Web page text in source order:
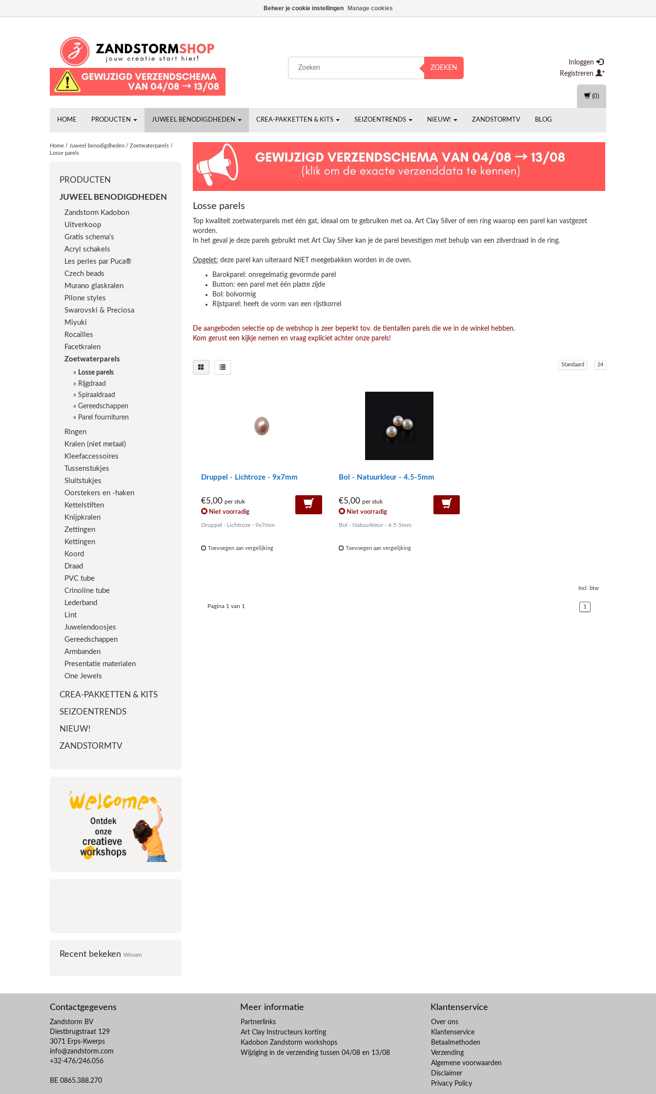
ZOEKEN
Inloggen
Registreren
HOME PRODUCTEN JUWEEL BENODIGDHEDEN CREA-PAKKETTEN & KITS SEIZOENTRENDS NIEUW! ZANDSTORMTV BLOG
(0)
Home / Juweel benodigdheden / Zoetwaterparels /
Losse parels
PRODUCTEN
JUWEEL BENODIGDHEDEN
Zandstorm Kadobon
Uitverkoop
Gratis schema's
Acryl schakels
Les perles par Puca®
Czech beads
Murano glaskralen
Pilone styles
Swarovski & Preciosa
Miyuki
Rocailles
Facetkralen
Zoetwaterparels
» Losse parels
» Rijgdraad
» Spiraaldraad
» Gereedschappen
» Parel fournituren
Ringen
Kralen (niet metaal)
Kleefaccessoires
Tussenstukjes
Sluitstukjes
Oorstekers en -haken
Kettelstiften
Knijpkralen
Zettingen
Kettingen
Koord
Draad
PVC tube
Crinoline tube
Lederband
Lint
Juwelendoosjes
Gereedschappen
Armbanden
Presentatie materialen
One Jewels
CREA-PAKKETTEN & KITS
SEIZOENTRENDS
NIEUW!
ZANDSTORMTV
Recent bekeken Wissen
Losse parels
Top kwaliteit zoetwaterparels met één gat, ideaal om te gebruiken met oa. Art Clay Silver of een ring waarop een parel kan vastgezet
worden.
In het geval je deze parels gebruikt met Art Clay Silver kan je de parel bevestigen met behulp van een zilverdraad in de ring.
Opgelet: deze parel kan uiteraard NIET meegebakken worden in de oven.
Barokparel: onregelmatig gevormde parel
Button: een parel met één platte zijde
Bol: bolvormig
Rijstparel: heeft de vorm van een rijstkorrel
De aangeboden selectie op de webshop is zeer beperkt tov. de tientallen parels die we in de winkel hebben.
Kom gerust een kijkje nemen en vraag expliciet achter onze parels!
Standaard 24
Druppel - Lichtroze - 9x7mm
€5,00 per stuk
Niet voorradig
Druppel - Lichtroze - 9x7mm
Toevoegen aan vergelijking
Bol - Natuurkleur - 4.5-5mm
€5,00 per stuk
Niet voorradig
Bol - Natuurkleur - 4.5-5mm
Toevoegen aan vergelijking
Incl. btw
Pagina 1 van 1 1
Contactgegevens
Zandstorm BV
Diestbrugstraat 129
3071 Erps-Kwerps
info@zandstorm.com
+32-476/246.056
BE 0865.388.270
Meer informatie
Partnerlinks
Art Clay Instructeurs korting
Kadobon Zandstorm workshops
Wijziging in de verzending tussen 04/08 en 13/08
Klantenservice
Over ons
Klantenservice
Betaalmethoden
Verzending
Algemene voorwaarden
Disclaimer
Privacy Policy
Beheer je cookie instellingen Manage cookies